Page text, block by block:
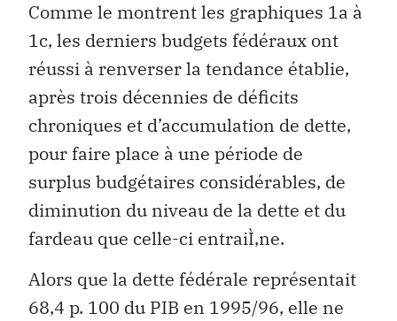
Comme le montrent les graphiques 1a à
1c, les derniers budgets fédéraux ont
réussi à renverser la tendance établie,
après trois décennies de déficits
chroniques et d’accumulation de dette,
pour faire place à une période de
surplus budgétaires considérables, de
diminution du niveau de la dette et du
fardeau que celle-ci entraiÌ‚ne.
Alors que la dette fédérale représentait
68,4 p. 100 du PIB en 1995/96, elle ne